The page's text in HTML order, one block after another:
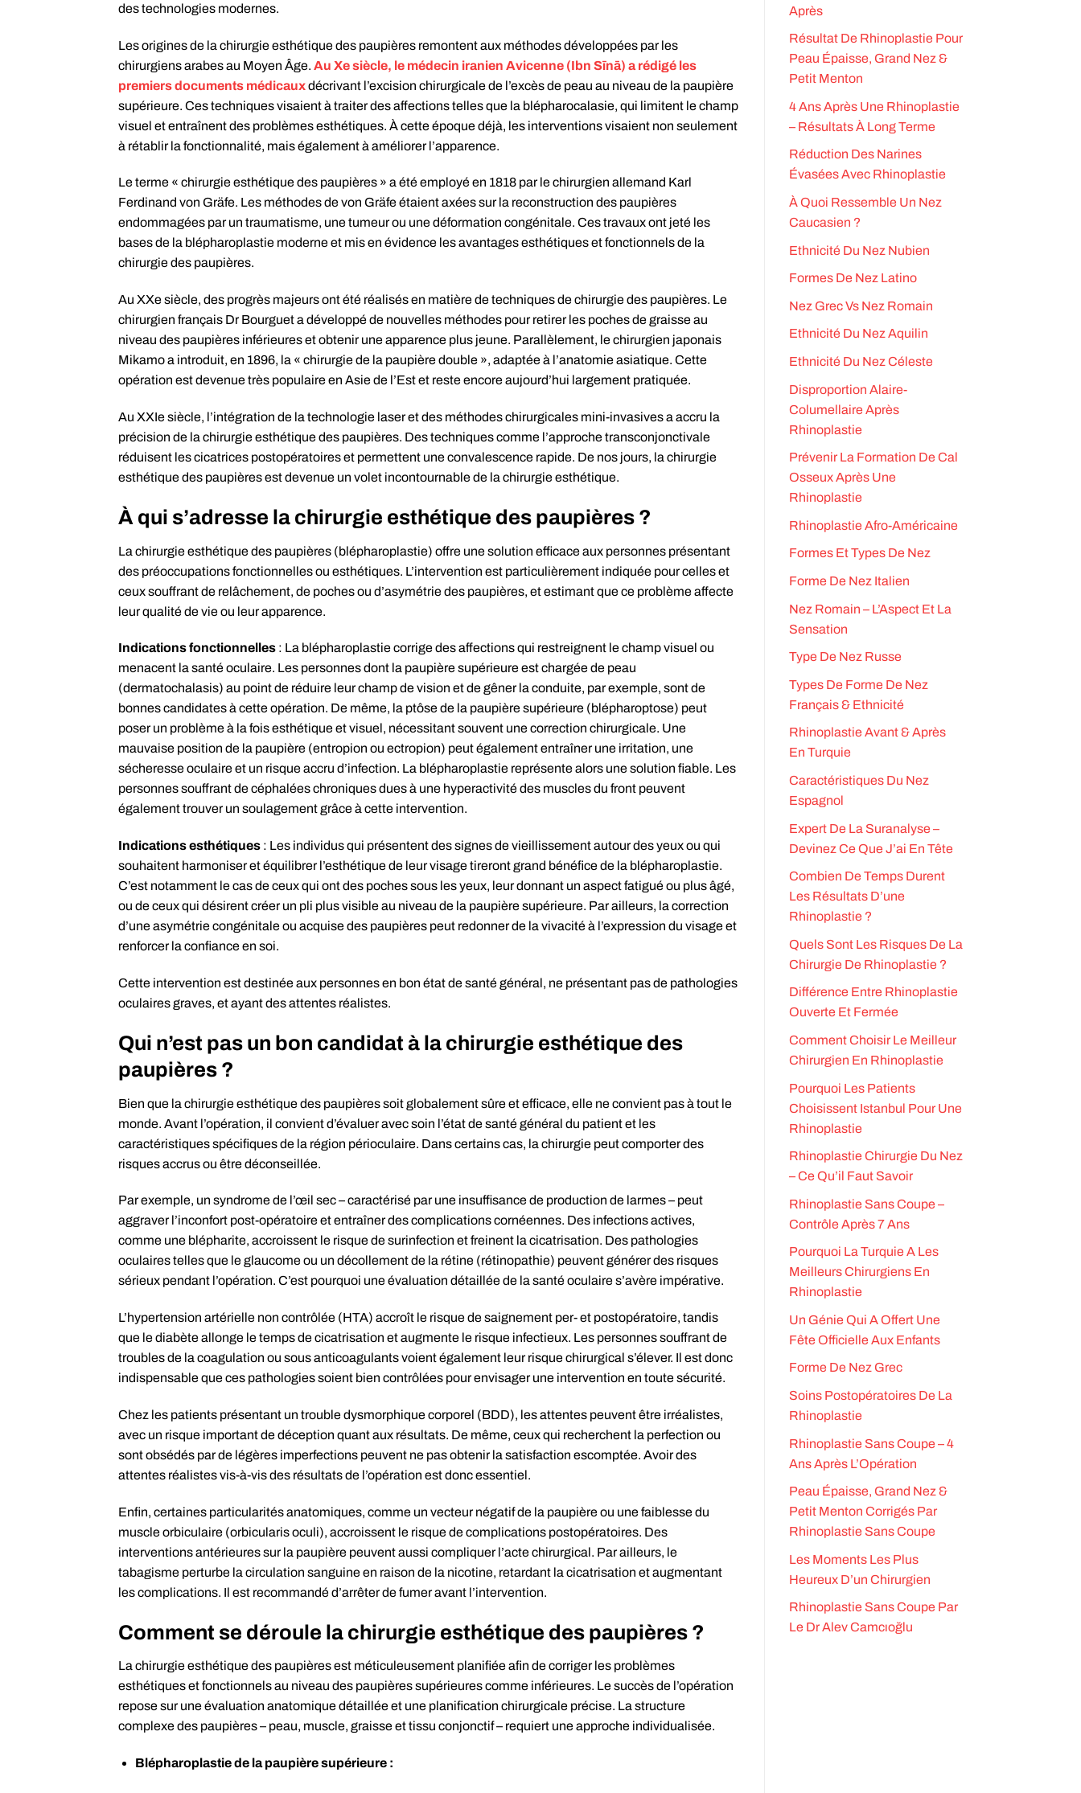
des technologies modernes.
Les origines de la chirurgie esthétique des paupières remontent aux méthodes développées par les
chirurgiens arabes au Moyen Âge. Au Xe siècle, le médecin iranien Avicenne (Ibn Sīnā) a rédigé les
premiers documents médicauxdécrivant l’excision chirurgicale de l’excès de peau au niveau de la paupière
supérieure. Ces techniques visaient à traiter des affections telles que la blépharocalasie, qui limitent le champ
visuel et entraînent des problèmes esthétiques. À cette époque déjà, les interventions visaient non seulement
à rétablir la fonctionnalité, mais également à améliorer l’apparence.
Le terme « chirurgie esthétique des paupières » a été employé en 1818 par le chirurgien allemand Karl
Ferdinand von Gräfe. Les méthodes de von Gräfe étaient axées sur la reconstruction des paupières
endommagées par un traumatisme, une tumeur ou une déformation congénitale. Ces travaux ont jeté les
bases de la blépharoplastie moderne et mis en évidence les avantages esthétiques et fonctionnels de la
chirurgie des paupières.
Au XXe siècle, des progrès majeurs ont été réalisés en matière de techniques de chirurgie des paupières. Le
chirurgien français Dr Bourguet a développé de nouvelles méthodes pour retirer les poches de graisse au
niveau des paupières inférieures et obtenir une apparence plus jeune. Parallèlement, le chirurgien japonais
Mikamo a introduit, en 1896, la « chirurgie de la paupière double », adaptée à l’anatomie asiatique. Cette
opération est devenue très populaire en Asie de l’Est et reste encore aujourd’hui largement pratiquée.
Au XXIe siècle, l’intégration de la technologie laser et des méthodes chirurgicales mini-invasives a accru la
précision de la chirurgie esthétique des paupières. Des techniques comme l’approche transconjonctivale
réduisent les cicatrices postopératoires et permettent une convalescence rapide. De nos jours, la chirurgie
esthétique des paupières est devenue un volet incontournable de la chirurgie esthétique.
À qui s’adresse la chirurgie esthétique des paupières ?
La chirurgie esthétique des paupières (blépharoplastie) offre une solution efficace aux personnes présentant
des préoccupations fonctionnelles ou esthétiques. L’intervention est particulièrement indiquée pour celles et
ceux souffrant de relâchement, de poches ou d’asymétrie des paupières, et estimant que ce problème affecte
leur qualité de vie ou leur apparence.
Indications fonctionnelles : La blépharoplastie corrige des affections qui restreignent le champ visuel ou
menacent la santé oculaire. Les personnes dont la paupière supérieure est chargée de peau
(dermatochalasis) au point de réduire leur champ de vision et de gêner la conduite, par exemple, sont de
bonnes candidates à cette opération. De même, la ptôse de la paupière supérieure (blépharoptose) peut
poser un problème à la fois esthétique et visuel, nécessitant souvent une correction chirurgicale. Une
mauvaise position de la paupière (entropion ou ectropion) peut également entraîner une irritation, une
sécheresse oculaire et un risque accru d’infection. La blépharoplastie représente alors une solution fiable. Les
personnes souffrant de céphalées chroniques dues à une hyperactivité des muscles du front peuvent
également trouver un soulagement grâce à cette intervention.
Indications esthétiques : Les individus qui présentent des signes de vieillissement autour des yeux ou qui
souhaitent harmoniser et équilibrer l’esthétique de leur visage tireront grand bénéfice de la blépharoplastie.
C’est notamment le cas de ceux qui ont des poches sous les yeux, leur donnant un aspect fatigué ou plus âgé,
ou de ceux qui désirent créer un pli plus visible au niveau de la paupière supérieure. Par ailleurs, la correction
d’une asymétrie congénitale ou acquise des paupières peut redonner de la vivacité à l’expression du visage et
renforcer la confiance en soi.
Cette intervention est destinée aux personnes en bon état de santé général, ne présentant pas de pathologies
oculaires graves, et ayant des attentes réalistes.
Qui n’est pas un bon candidat à la chirurgie esthétique des
paupières ?
Bien que la chirurgie esthétique des paupières soit globalement sûre et efficace, elle ne convient pas à tout le
monde. Avant l’opération, il convient d’évaluer avec soin l’état de santé général du patient et les
caractéristiques spécifiques de la région périoculaire. Dans certains cas, la chirurgie peut comporter des
risques accrus ou être déconseillée.
Par exemple, un syndrome de l’œil sec – caractérisé par une insuffisance de production de larmes – peut
aggraver l’inconfort post-opératoire et entraîner des complications cornéennes. Des infections actives,
comme une blépharite, accroissent le risque de surinfection et freinent la cicatrisation. Des pathologies
oculaires telles que le glaucome ou un décollement de la rétine (rétinopathie) peuvent générer des risques
sérieux pendant l’opération. C’est pourquoi une évaluation détaillée de la santé oculaire s’avère impérative.
L’hypertension artérielle non contrôlée (HTA) accroît le risque de saignement per- et postopératoire, tandis
que le diabète allonge le temps de cicatrisation et augmente le risque infectieux. Les personnes souffrant de
troubles de la coagulation ou sous anticoagulants voient également leur risque chirurgical s’élever. Il est donc
indispensable que ces pathologies soient bien contrôlées pour envisager une intervention en toute sécurité.
Chez les patients présentant un trouble dysmorphique corporel (BDD), les attentes peuvent être irréalistes,
avec un risque important de déception quant aux résultats. De même, ceux qui recherchent la perfection ou
sont obsédés par de légères imperfections peuvent ne pas obtenir la satisfaction escomptée. Avoir des
attentes réalistes vis-à-vis des résultats de l’opération est donc essentiel.
Enfin, certaines particularités anatomiques, comme un vecteur négatif de la paupière ou une faiblesse du
muscle orbiculaire (orbicularis oculi), accroissent le risque de complications postopératoires. Des
interventions antérieures sur la paupière peuvent aussi compliquer l’acte chirurgical. Par ailleurs, le
tabagisme perturbe la circulation sanguine en raison de la nicotine, retardant la cicatrisation et augmentant
les complications. Il est recommandé d’arrêter de fumer avant l’intervention.
Comment se déroule la chirurgie esthétique des paupières ?
La chirurgie esthétique des paupières est méticuleusement planifiée afin de corriger les problèmes
esthétiques et fonctionnels au niveau des paupières supérieures comme inférieures. Le succès de l’opération
repose sur une évaluation anatomique détaillée et une planification chirurgicale précise. La structure
complexe des paupières – peau, muscle, graisse et tissu conjonctif – requiert une approche individualisée.
Blépharoplastie de la paupière supérieure :
Après
Résultat De Rhinoplastie Pour
Peau Épaisse, Grand Nez &
Petit Menton
4 Ans Après Une Rhinoplastie
– Résultats À Long Terme
Réduction Des Narines
Évasées Avec Rhinoplastie
À Quoi Ressemble Un Nez
Caucasien ?
Ethnicité Du Nez Nubien
Formes De Nez Latino
Nez Grec Vs Nez Romain
Ethnicité Du Nez Aquilin
Ethnicité Du Nez Céleste
Disproportion Alaire-
Columellaire Après
Rhinoplastie
Prévenir La Formation De Cal
Osseux Après Une
Rhinoplastie
Rhinoplastie Afro-Américaine
Formes Et Types De Nez
Forme De Nez Italien
Nez Romain – L’Aspect Et La
Sensation
Type De Nez Russe
Types De Forme De Nez
Français & Ethnicité
Rhinoplastie Avant & Après
En Turquie
Caractéristiques Du Nez
Espagnol
Expert De La Suranalyse –
Devinez Ce Que J’ai En Tête
Combien De Temps Durent
Les Résultats D’une
Rhinoplastie ?
Quels Sont Les Risques De La
Chirurgie De Rhinoplastie ?
Différence Entre Rhinoplastie
Ouverte Et Fermée
Comment Choisir Le Meilleur
Chirurgien En Rhinoplastie
Pourquoi Les Patients
Choisissent Istanbul Pour Une
Rhinoplastie
Rhinoplastie Chirurgie Du Nez
– Ce Qu’il Faut Savoir
Rhinoplastie Sans Coupe –
Contrôle Après 7 Ans
Pourquoi La Turquie A Les
Meilleurs Chirurgiens En
Rhinoplastie
Un Génie Qui A Offert Une
Fête Officielle Aux Enfants
Forme De Nez Grec
Soins Postopératoires De La
Rhinoplastie
Rhinoplastie Sans Coupe – 4
Ans Après L’Opération
Peau Épaisse, Grand Nez &
Petit Menton Corrigés Par
Rhinoplastie Sans Coupe
Les Moments Les Plus
Heureux D’un Chirurgien
Rhinoplastie Sans Coupe Par
Le Dr Alev Camcıoğlu